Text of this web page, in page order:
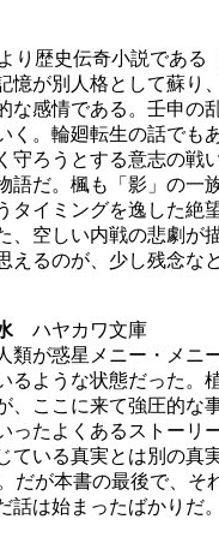
歴史伝奇小説であ
が別人格として蘇
感情である。壬申
。輪廻転生の話で
ろうとする意志の
だ。楓も「影」の
タイミングを逸した
空しい内戦の悲劇
るのが、少し残念
ハヤカワ文庫
が惑星メニー・メニ
ような状態だった
ここに来て強圧的
たよくあるストーリ
いる真実とは別の
だが本書の最後で、
は始まったばかりだ。